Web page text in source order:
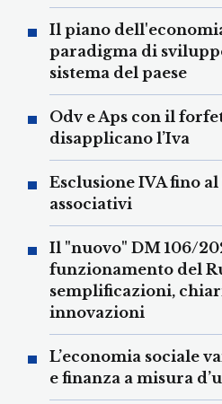
Il piano
paradigma di
sistema del paese
Odv e Aps con il
disapplicano l’Iva
Esclusione IVA fino
associativi
Il "nuovo" DM 106/
funzionamento del
semplificazioni,
innovazioni
L’economia sociale
e finanza a misura